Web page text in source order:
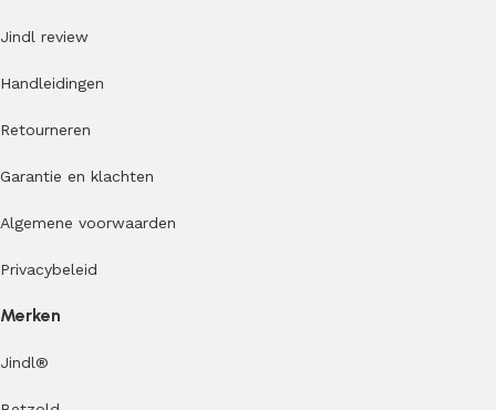
Jindl review
Handleidingen
Retourneren
Garantie en klachten
Algemene voorwaarden
Privacybeleid
Merken
Jindl®